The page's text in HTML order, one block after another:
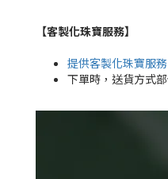
【客製化珠寶服務】
提供客製化珠寶服務
下單時，送貨方式